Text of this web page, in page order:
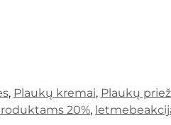
, Plaukų kremai, Plaukų
20%,